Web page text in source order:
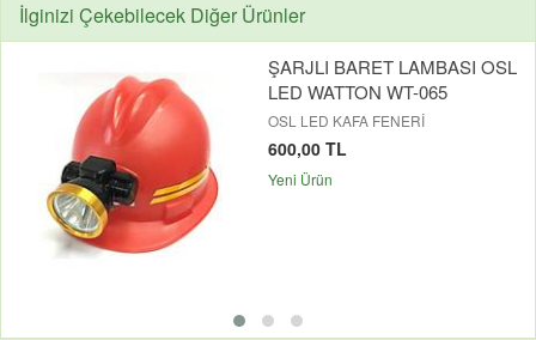
İlginizi Çekebilecek Diğer Ürünler
ŞARJLI BARET LAMBASI OSL
LED WATTON WT-065
OSL LED KAFA FENERİ
600,00 TL
Yeni Ürün